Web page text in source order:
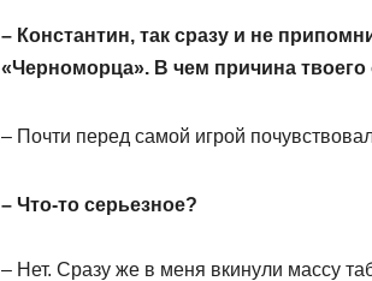
– Константин, так сразу и не
«Черноморца». В чем причина
– Почти перед самой игрой
– Что-то серьезное?
– Нет. Сразу же в меня вкинули массу